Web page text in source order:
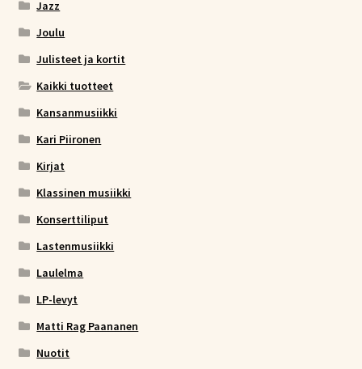
Jazz
Joulu
Julisteet ja kortit
Kaikki tuotteet
Kansanmusiikki
Kari Piironen
Kirjat
Klassinen musiikki
Konserttiliput
Lastenmusiikki
Laulelma
LP-levyt
Matti Rag Paananen
Nuotit